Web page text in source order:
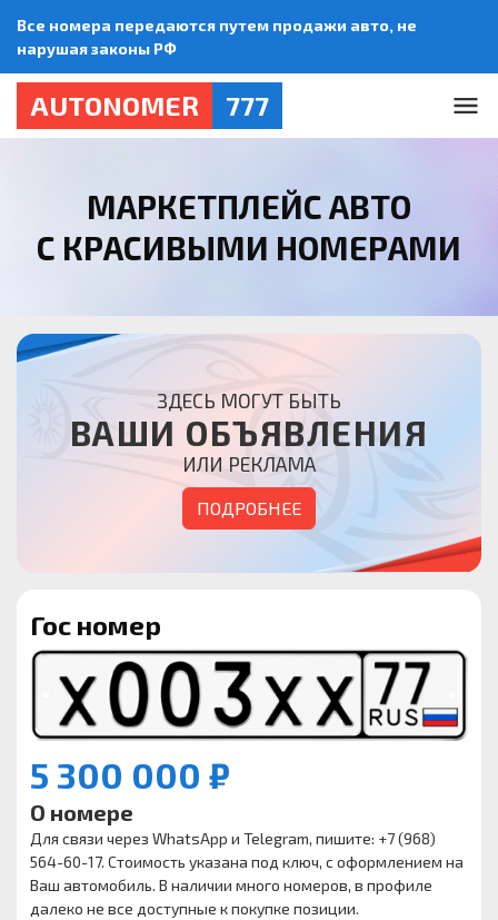
Все номера передаются путем продажи авто, не
нарушая законы РФ
AUTONOMER 777
МАРКЕТПЛЕЙС АВТО
С КРАСИВЫМИ НОМЕРАМИ
ЗДЕСЬ МОГУТ БЫТЬ
ВАШИ ОБЪЯВЛЕНИЯ
ИЛИ РЕКЛАМА
ПОДРОБНЕЕ
Гос номер
5 300 000 ₽
О номере
Для связи через WhatsApp и Telegram, пишите: +7 (968)
564-60-17. Стоимость указана под ключ, с оформлением на
Ваш автомобиль. В наличии много номеров, в профиле
далеко не все доступные к покупке позиции.